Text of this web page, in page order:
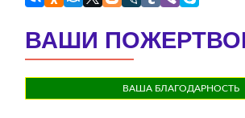
ВАШИ
ВАША БЛАГОДАРНОСТЬ